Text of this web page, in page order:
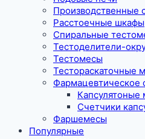
Производственные
Расстоечные шкафы
Спиральные
Тестоделители-
Тестомесы
Тестораскаточные
Фармацевтическое
Счетчики
Фаршемесы
Популярные